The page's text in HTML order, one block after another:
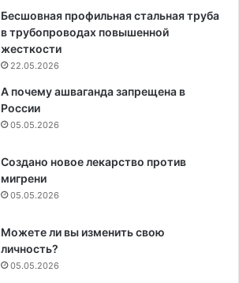
Бесшовная профильная стальная труба
в трубопроводах повышенной
жесткости
22.05.2026
А почему ашваганда запрещена в
России
05.05.2026
Создано новое лекарство против
мигрени
05.05.2026
Можете ли вы изменить свою
личность?
05.05.2026